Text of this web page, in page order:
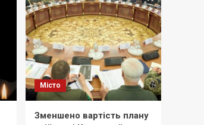
Місто
Зменшено вартість плану